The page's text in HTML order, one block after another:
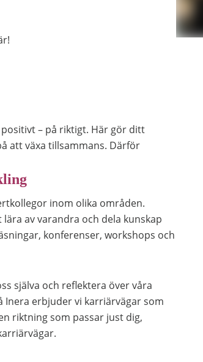
– på riktigt. Här gör ditt
att växa tillsammans. Därför
inom olika områden.
av varandra och dela kunskap
konferenser, workshops och
själva och reflektera över våra
Inera erbjuder vi karriärvägar som
riktning som passar just dig,